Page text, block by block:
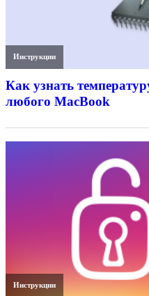
Инструкции
Как узнать
любого MacBook
Инструкции